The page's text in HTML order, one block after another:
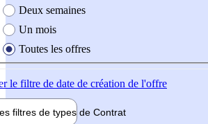
Deux semaines
Un mois
Toutes les offres
le filtre de date de création de l'offre
filtres de types de Contrat